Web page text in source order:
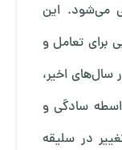
می‌شود. این
برای تعامل و
سال‌های اخیر،
سادگی و
در سلیقه